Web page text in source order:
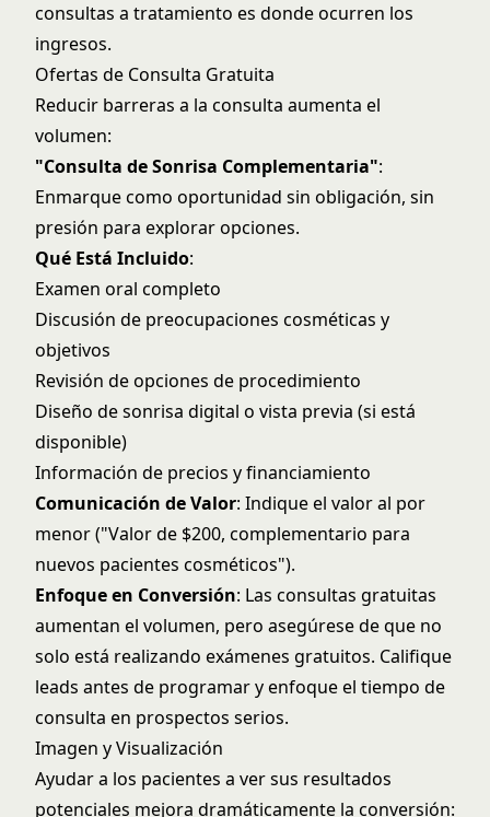
consultas a tratamiento es donde ocurren los
ingresos.
Ofertas de Consulta Gratuita
Reducir barreras a la consulta aumenta el
volumen:
"Consulta de Sonrisa Complementaria":
Enmarque como oportunidad sin obligación, sin
presión para explorar opciones.
Qué Está Incluido:
Examen oral completo
Discusión de preocupaciones cosméticas y
objetivos
Revisión de opciones de procedimiento
Diseño de sonrisa digital o vista previa (si está
disponible)
Información de precios y financiamiento
Comunicación de Valor: Indique el valor al por
menor ("Valor de $200, complementario para
nuevos pacientes cosméticos").
Enfoque en Conversión: Las consultas gratuitas
aumentan el volumen, pero asegúrese de que no
solo está realizando exámenes gratuitos. Califique
leads antes de programar y enfoque el tiempo de
consulta en prospectos serios.
Imagen y Visualización
Ayudar a los pacientes a ver sus resultados
potenciales mejora dramáticamente la conversión: